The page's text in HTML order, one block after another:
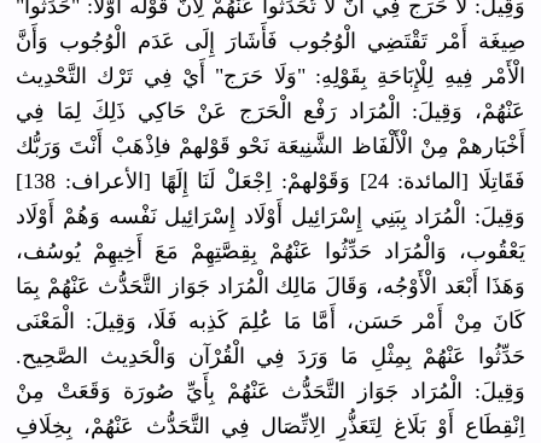
وَقِيلَ: لَا حَرَج فِي أَنَّ لَا تُحَدِّثُوا عَنْهُمْ لِأَنَّ قَوْله أَوَّلًا: "حَدِّثُوا"
صِيغَة أَمْر تَقْتَضِي الْوُجُوب فَأَشَارَ إِلَى عَدَم الْوُجُوب وَأَنَّ
الْأَمْر فِيهِ لِلْإِبَاحَةِ بِقَوْلِهِ: "وَلَا حَرَج" أَيْ فِي تَرْك التَّحْدِيث
عَنْهُمْ، وَقِيلَ: الْمُرَاد رَفْع الْحَرَج عَنْ حَاكِي ذَلِكَ لِمَا فِي
أَخْبَارهمْ مِنْ الْأَلْفَاظ الشَّنِيعَة نَحْو قَوْلهمْ فاِذْهَبْ أَنْتَ وَرَبُّك
فَقَاتِلَا [المائدة: 24] وَقَوْلهمْ: اِجْعَلْ لَنَا إِلَهًا [الأعراف: 138]
وَقِيلَ: الْمُرَاد بِبَنِي إِسْرَائِيل أَوْلَاد إِسْرَائِيل نَفْسه وَهُمْ أَوْلَاد
يَعْقُوب، وَالْمُرَاد حَدِّثُوا عَنْهُمْ بِقِصَّتِهِمْ مَعَ أَخِيهِمْ يُوسُف،
وَهَذَا أَبْعَد الْأَوْجُه، وَقَالَ مَالِك الْمُرَاد جَوَاز التَّحَدُّث عَنْهُمْ بِمَا
كَانَ مِنْ أَمْر حَسَن، أَمَّا مَا عُلِمَ كَذِبه فَلَا، وَقِيلَ: الْمَعْنَى
حَدِّثُوا عَنْهُمْ بِمِثْلِ مَا وَرَدَ فِي الْقُرْآن وَالْحَدِيث الصَّحِيح.
وَقِيلَ: الْمُرَاد جَوَاز التَّحَدُّث عَنْهُمْ بِأَيِّ صُورَة وَقَعَتْ مِنْ
اِنْقِطَاع أَوْ بَلَاغ لِتَعَذُّرِ الِاتِّصَال فِي التَّحَدُّث عَنْهُمْ، بِخِلَافِ